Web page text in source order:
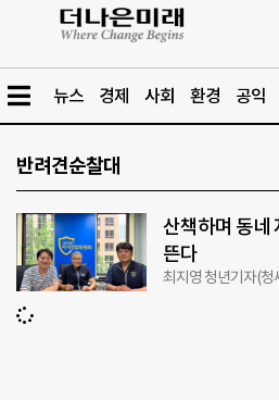
뉴스 경제 사회 환경 공익
반려견순찰대
산책하며 동네
뜬다
최지영 청년기자(청